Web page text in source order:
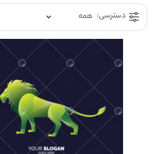
دسترسی: